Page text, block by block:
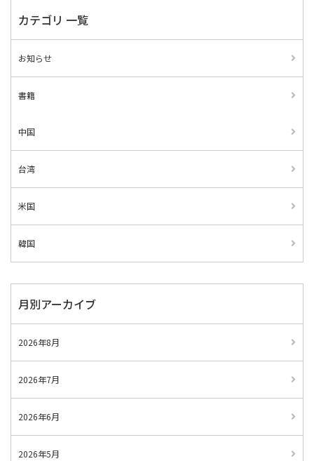
カテゴリ 一覧
お知らせ
書籍
中国
台湾
米国
韓国
月別アーカイブ
2026年8月
2026年7月
2026年6月
2026年5月